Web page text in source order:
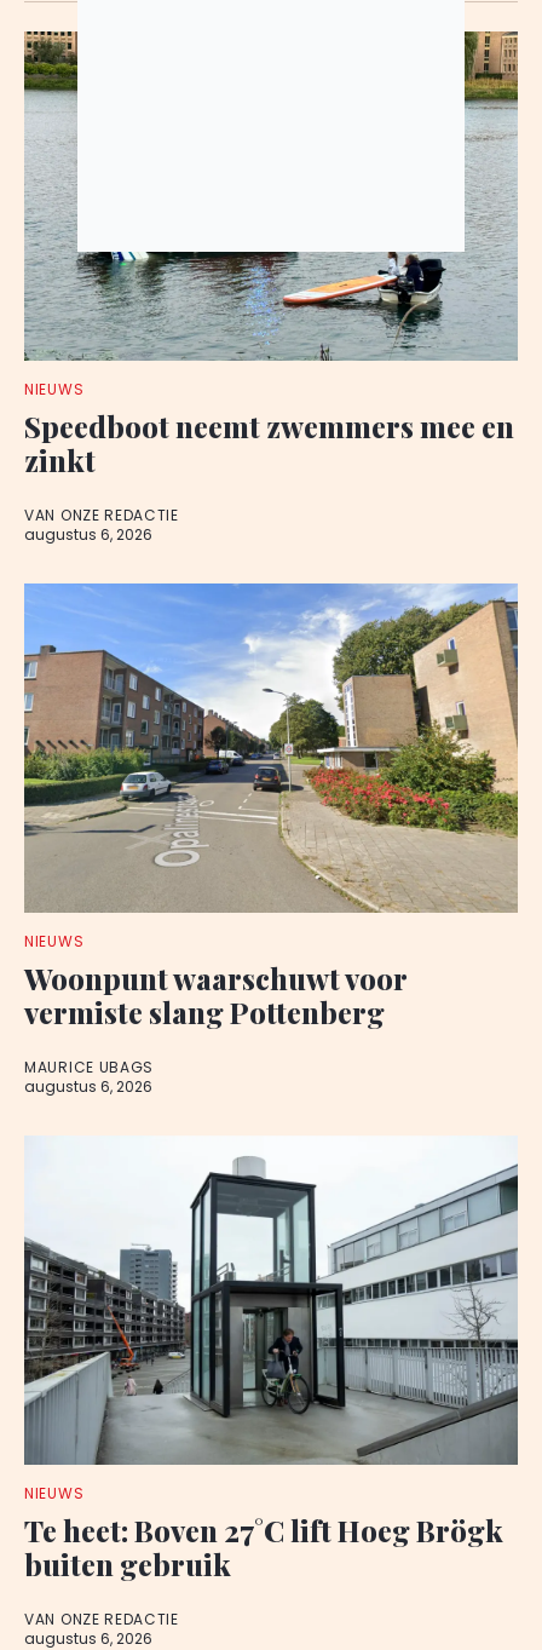
NIEUWS
Speedboot neemt zwemmers mee en
zinkt
VAN ONZE REDACTIE
augustus 6, 2026
NIEUWS
Woonpunt waarschuwt voor
vermiste slang Pottenberg
MAURICE UBAGS
augustus 6, 2026
NIEUWS
Te heet: Boven 27°C lift Hoeg Brögk
buiten gebruik
VAN ONZE REDACTIE
augustus 6, 2026